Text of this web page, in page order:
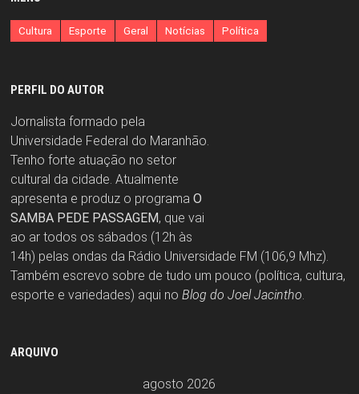
Cultura Esporte Geral Notícias Política
PERFIL DO AUTOR
Jornalista formado pela
Universidade Federal do Maranhão.
Tenho forte atuação no setor
cultural da cidade. Atualmente
apresenta e produz o programa O
SAMBA PEDE PASSAGEM, que vai
ao ar todos os sábados (12h às
14h) pelas ondas da Rádio Universidade FM (106,9 Mhz).
Também escrevo sobre de tudo um pouco (política, cultura,
esporte e variedades) aqui no Blog do Joel Jacintho.
ARQUIVO
agosto 2026